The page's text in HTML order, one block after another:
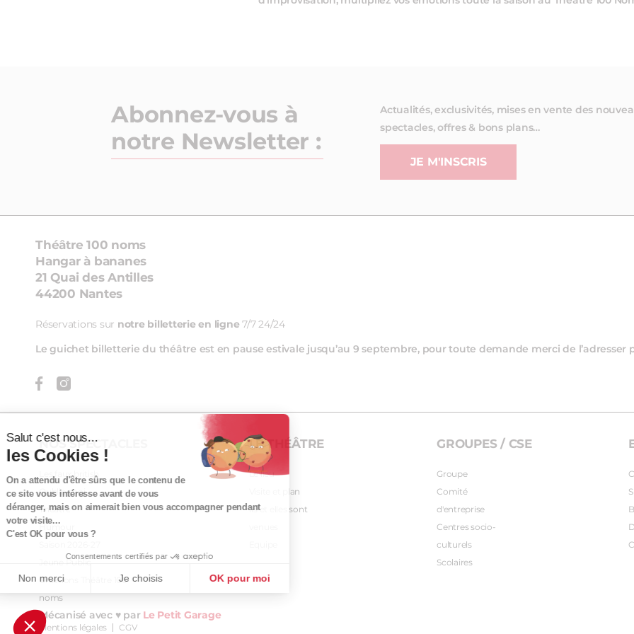
Abonnez-vous à
notre Newsletter :
Actualités, exclusivités, mises en vente des
spectacles, offres & bons plans…
JE M'INSCRIS
NOS SPECTACLES
Les faux british
Oublie-moi
Théâtre
Jeune Public
Créations Théâtre 100
noms
LE THÉÂTRE
Le lieu
Visite et plan
Ils et elles sont
GROUPES / CSE
Groupe
Comité
d'entreprise
Centres socio-
culturels
Scolaires
Mentions légales CGV
Mécanisé avec ♥ par Le Petit Garage
Théâtre 100 noms
Hangar à bananes
21 Quai des Antilles
44200 Nantes
Réservations sur notre billetterie en ligne 7/7 24/24
Le guichet billetterie du théâtre est en pause estivale jusqu’au 9 septembre, pour toute demande merci de l’adresser
Salut c'est nous...
les Cookies !
On a attendu d'être sûrs que le contenu de
ce site vous intéresse avant de vous
déranger, mais on aimerait bien vous accompagner pendant
votre visite...
C'est OK pour vous ?
Consentements certifiés par
Non merci Je choisis
OK pour moi
Axeptio consent
Plateforme de Gestion du Consentement : Personnalisez vos Options
Notre plateforme vous permet d'adapter et de gérer vos paramètres de confidentialité, en garantissant la conformité avec les